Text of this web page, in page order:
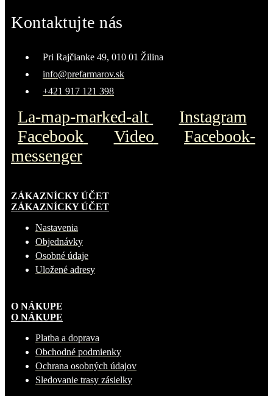
Kontaktujte nás
Pri Rajčianke 49, 010 01 Žilina
info@prefarmarov.sk
+421 917 121 398
La-map-marked-alt
Instagram
Facebook
Video
Facebook-
messenger
ZÁKAZNÍCKY ÚČET
ZÁKAZNÍCKY ÚČET
Nastavenia
Objednávky
Osobné údaje
Uložené adresy
O NÁKUPE
O NÁKUPE
Platba a doprava
Obchodné podmienky
Ochrana osobných údajov
Sledovanie trasy zásielky